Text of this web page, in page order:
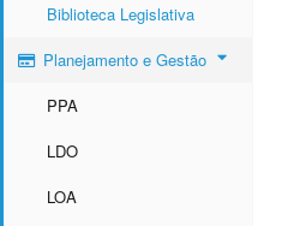
Biblioteca Legislativa
Planejamento e Gestão
PPA
LDO
LOA